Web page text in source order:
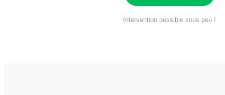
Intervention possible sous peu !